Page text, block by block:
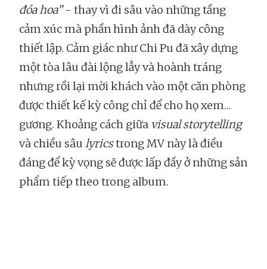
đóa hoa”- thay vì đi sâu vào những tầng
cảm xúc mà phần hình ảnh đã dày công
thiết lập. Cảm giác như Chi Pu đã xây dựng
một tòa lâu đài lộng lẫy và hoành tráng
nhưng rồi lại mời khách vào một căn phòng
được thiết kế kỳ công chỉ để cho họ xem…
gương. Khoảng cách giữa visual storytelling
và chiều sâu lyricstrong MV này là điều
đáng để kỳ vọng sẽ được lấp đầy ở những sản
phẩm tiếp theo trong album.